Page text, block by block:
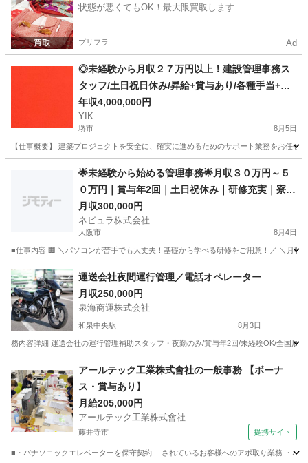
状態が悪くてもOK！最大限買取します
プリフラ Ad
◎未経験から月収２７万円以上！建設管理事務ス
タッフ/土日祝日休み/昇給+賞与あり/各種手当+寮
完備
年収4,000,000円
YIK
堺市 8月5日
【仕事概要】 建築プロジェクトを安全に、確実に進めるためのサポート業務をお任
事務 未経験
🌟未経験から始める管理事務🌟月収３０万円～５
０万円｜賞与年2回｜土日祝休み｜研修充実｜寮・
住宅手当あり
月収300,000円
ネビュラ株式会社
大阪市 8月4日
■仕事内容 🏢 ＼パソコンが苦手でも大丈夫！基礎から学べる研修をご用意！／ ＼月
大阪 大阪市 事務 未経験
運送会社夜間運行管理／電話オペレーター
月収250,000円
泉海商運株式会社
和泉中央駅 8月3日
務内容詳細 運送会社の運行管理補助スタッフ・夜勤のみ/賞与年2回/未経験OK/全国展
事務 業務
アールテック工業株式會社の一般事務 【ボーナ
ス・賞与あり】
月給205,000円
アールテック工業株式會社
藤井寺市 提携サイト
■・パナソニックエレベーターを保守契約 されているお客様へのアポ取り業務 ・パ